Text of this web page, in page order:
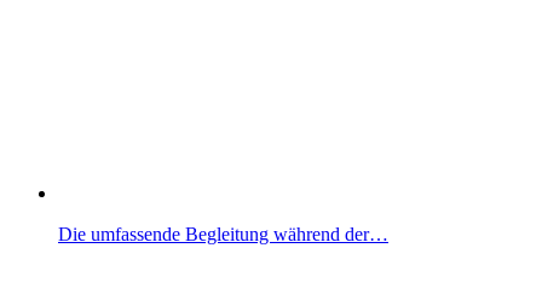
Die umfassende Begleitung während der…